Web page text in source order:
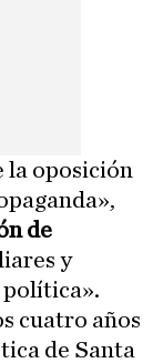
la oposición
de
y
política».
cuatro años
de Santa